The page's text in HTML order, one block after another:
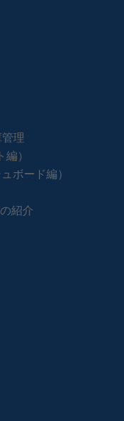
理
）
ボード編）
紹介